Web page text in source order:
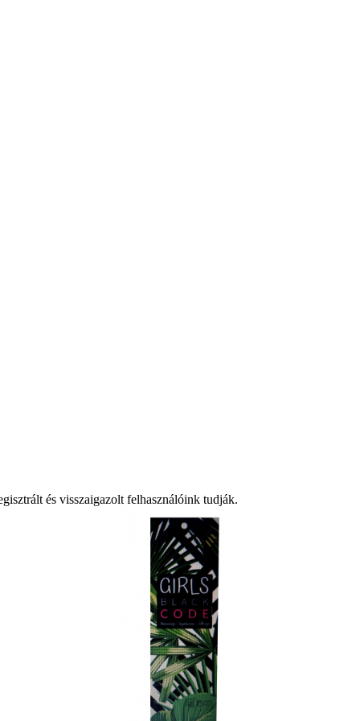
és visszaigazolt felhasználóink tudják.